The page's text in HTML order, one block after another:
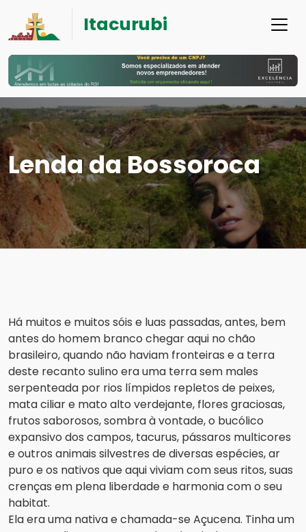
Itacurubi
Lenda da Bossoroca
Há muitos e muitos sóis e luas passadas, antes, bem
antes do homem branco chegar aqui no chão
brasileiro, quando não haviam fronteiras e a terra
deste recanto sulino era uma terra sem males
serpenteada por rios límpidos repletos de peixes,
mata ciliar e mato alto verdejante, flores graciosas,
frutos saborosos, sombra à vontade, o bucólico
expansivo dos campos, tacurus, pássaros multicores
e outros animais silvestres de diversas espécies, ar
puro e os nativos que aqui viviam com seus ritos, suas
crenças em plena liberdade e harmonia com o seu
habitat.
Ela era uma nativa e chamada-se Açucena. Tinha um